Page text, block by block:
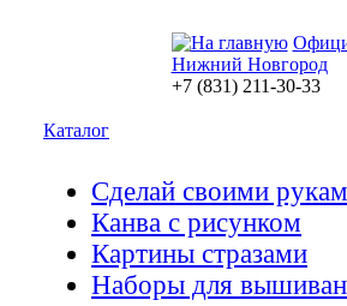
Нижний Новгород
+7 (831) 211-30-33
Каталог
Сделай своими
Канва с рисунком
Картины стразами
Наборы для